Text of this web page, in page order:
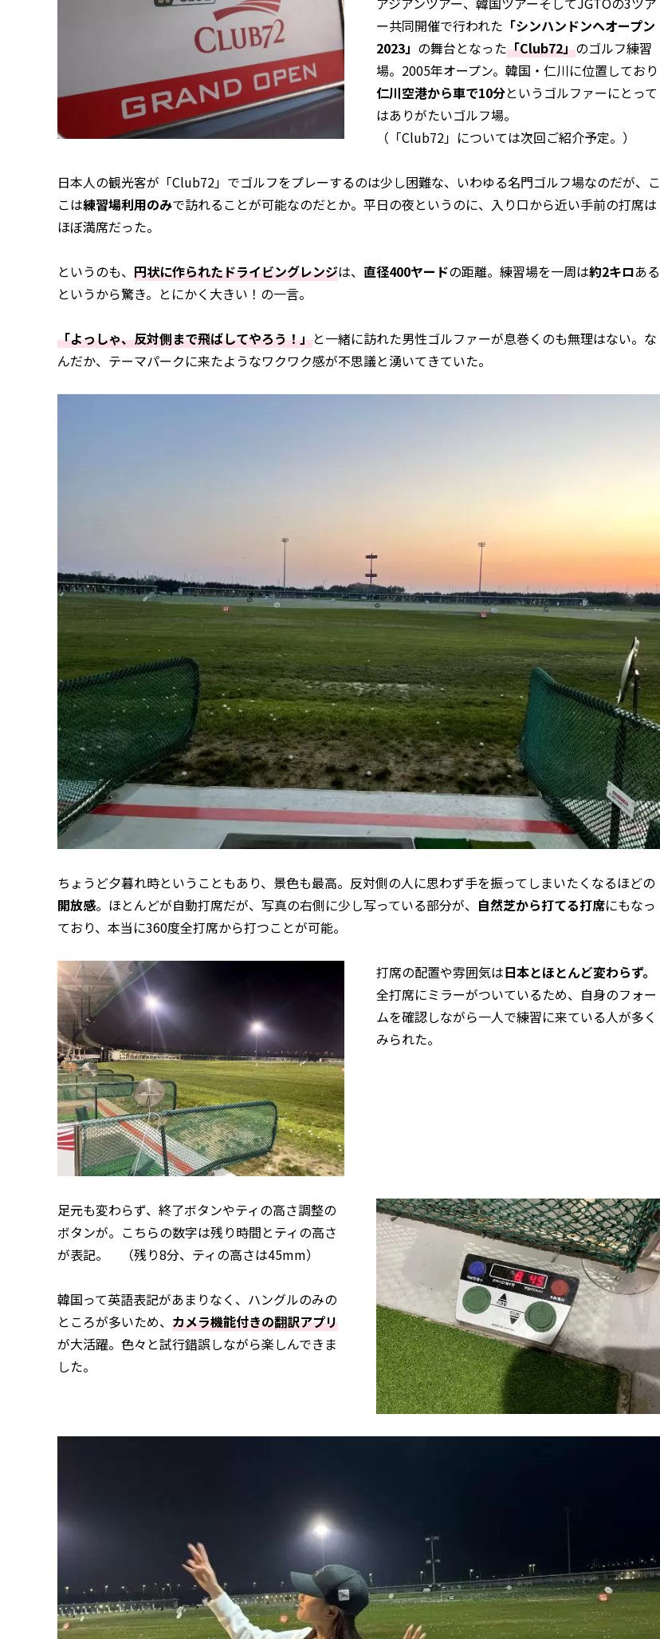
ー共同開催で行われた 「シンハンドンヘオープン
2023」 の舞台となった「Club72」のゴルフ練習
場。2005年オープン。韓国・仁川に位置しており
仁川空港から車で10分というゴルファーにとって
はありがたいゴルフ場。
（「Club72」については次回ご紹介予定。）
日本人の観光客が「Club72」でゴルフをプレーするのは少し困難な、いわゆる名門ゴルフ場なのだが、こ
こは練習場利用のみで訪れることが可能なのだとか。平日の夜というのに、入り口から近い手前の打席は
ほぼ満席だった。
というのも、 円状に作られたドライビングレンジは、 直径400ヤードの距離。練習場を一周は約2キロある
というから驚き。とにかく大きい！の一言。
「よっしゃ、反対側まで飛ばしてやろう！」と一緒に訪れた男性ゴルファーが息巻くのも無理はない。な
んだか、テーマパークに来たようなワクワク感が不思議と湧いてきていた。
ちょうど夕暮れ時ということもあり、景色も最高。反対側の人に思わず手を振ってしまいたくなるほどの
開放感。ほとんどが自動打席だが、写真の右側に少し写っている部分が、 自然芝から打てる打席にもなっ
ており、本当に360度全打席から打つことが可能。
打席の配置や雰囲気は日本とほとんど変わらず。
全打席にミラーがついているため、自身のフォー
ムを確認しながら一人で練習に来ている人が多く
みられた。
足元も変わらず、終了ボタンやティの高さ調整の
ボタンが。こちらの数字は残り時間とティの高さ
が表記。 （残り8分、ティの高さは45mm）
韓国って英語表記があまりなく、ハングルのみの
ところが多いため、 カメラ機能付きの翻訳アプリ
が大活躍。色々と試行錯誤しながら楽しんできま
した。